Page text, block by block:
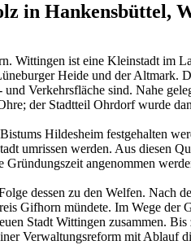
in Hankensbüttel,
Wittingen ist eine Kleinstadt im
Heide und der Altmark.
Verkehrsfläche sind. Nahe
der Stadtteil Ohrdorf wurde
Hildesheim festgehalten
umrissen werden. Aus diesen
Gründungszeit angenommen
dessen zu den Welfen. Nach
Gifhorn mündete. Im Wege der
Stadt Wittingen zusammen.
Verwaltungsreform mit Ablauf